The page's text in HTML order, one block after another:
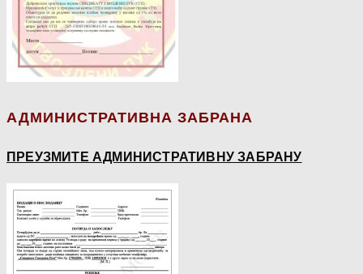
АДМИНИСТРАТИВНА ЗАБРАНА
ПРЕУЗМИТЕ АДМИНИСТРАТИВНУ ЗАБРАНУ